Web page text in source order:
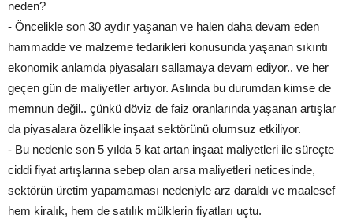
neden?
- Öncelikle son 30 aydır yaşanan ve halen daha devam eden
hammadde ve malzeme tedarikleri konusunda yaşanan sıkıntı
ekonomik anlamda piyasaları sallamaya devam ediyor.. ve her
geçen gün de maliyetler artıyor. Aslında bu durumdan kimse de
memnun değil.. çünkü döviz de faiz oranlarında yaşanan artışlar
da piyasalara özellikle inşaat sektörünü olumsuz etkiliyor.
- Bu nedenle son 5 yılda 5 kat artan inşaat maliyetleri ile süreçte
ciddi fiyat artışlarına sebep olan arsa maliyetleri neticesinde,
sektörün üretim yapamaması nedeniyle arz daraldı ve maalesef
hem kiralık, hem de satılık mülklerin fiyatları uçtu.